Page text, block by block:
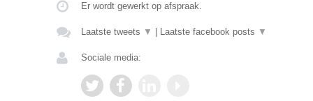
Er wordt gewerkt op afspraak.
Laatste tweets ▼ Laatste facebook posts ▼
Sociale media: